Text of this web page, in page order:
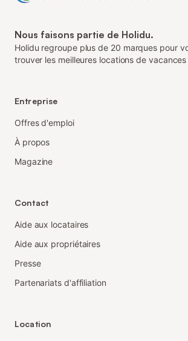
Nous faisons partie de Holidu.
Holidu regroupe plus de 20 marques pour
trouver les meilleures locations de vacances
Entreprise
Offres d'emploi
À propos
Magazine
Contact
Aide aux locataires
Aide aux propriétaires
Presse
Partenariats d'affiliation
Location